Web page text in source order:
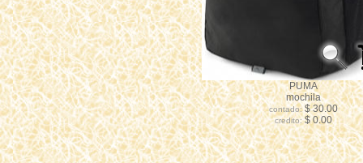
PUMA
mochila
contado:$ 30.00
credito:$ 0.00